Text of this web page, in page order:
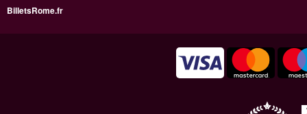
BilletsRome.fr